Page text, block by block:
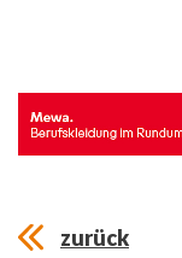
zurück